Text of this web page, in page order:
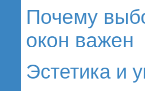
Почему
окон важен
Эстетика и